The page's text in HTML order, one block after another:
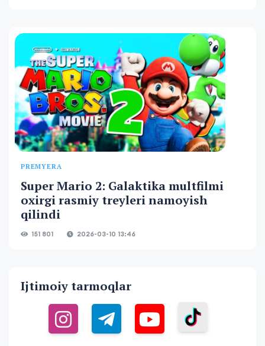
PREMYERA
Super Mario 2: Galaktika multfilmi
oxirgi rasmiy treyleri namoyish
qilindi
151 801 2026-03-10 13:46
Ijtimoiy tarmoqlar